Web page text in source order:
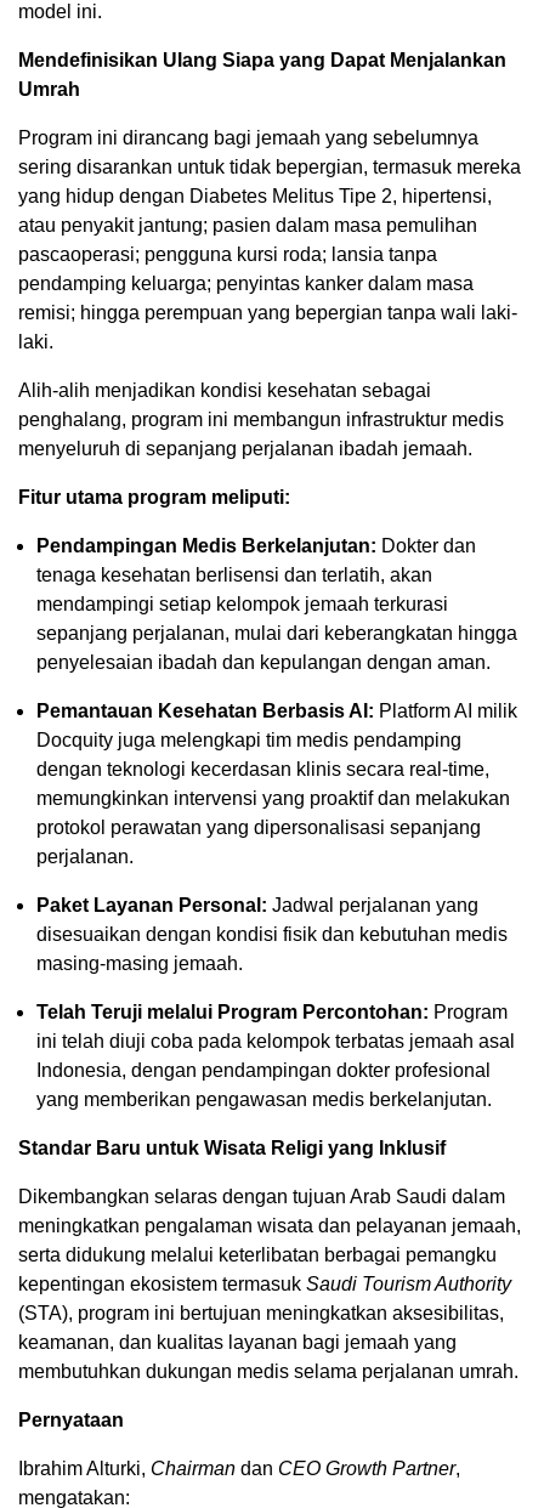
model ini.
Mendefinisikan Ulang Siapa yang Dapat Menjalankan
Umrah
Program ini dirancang bagi jemaah yang sebelumnya
sering disarankan untuk tidak bepergian, termasuk mereka
yang hidup dengan Diabetes Melitus Tipe 2, hipertensi,
atau penyakit jantung; pasien dalam masa pemulihan
pascaoperasi; pengguna kursi roda; lansia tanpa
pendamping keluarga; penyintas kanker dalam masa
remisi; hingga perempuan yang bepergian tanpa wali laki-
laki.
Alih-alih menjadikan kondisi kesehatan sebagai
penghalang, program ini membangun infrastruktur medis
menyeluruh di sepanjang perjalanan ibadah jemaah.
Fitur utama program meliputi:
Pendampingan Medis Berkelanjutan: Dokter dan
tenaga kesehatan berlisensi dan terlatih, akan
mendampingi setiap kelompok jemaah terkurasi
sepanjang perjalanan, mulai dari keberangkatan hingga
penyelesaian ibadah dan kepulangan dengan aman.
Pemantauan Kesehatan Berbasis AI: Platform AI milik
Docquity juga melengkapi tim medis pendamping
dengan teknologi kecerdasan klinis secara real-time,
memungkinkan intervensi yang proaktif dan melakukan
protokol perawatan yang dipersonalisasi sepanjang
perjalanan.
Paket Layanan Personal: Jadwal perjalanan yang
disesuaikan dengan kondisi fisik dan kebutuhan medis
masing-masing jemaah.
Telah Teruji melalui Program Percontohan: Program
ini telah diuji coba pada kelompok terbatas jemaah asal
Indonesia, dengan pendampingan dokter profesional
yang memberikan pengawasan medis berkelanjutan.
Standar Baru untuk Wisata Religi yang Inklusif
Dikembangkan selaras dengan tujuan Arab Saudi dalam
meningkatkan pengalaman wisata dan pelayanan jemaah,
serta didukung melalui keterlibatan berbagai pemangku
kepentingan ekosistem termasuk Saudi Tourism Authority
(STA), program ini bertujuan meningkatkan aksesibilitas,
keamanan, dan kualitas layanan bagi jemaah yang
membutuhkan dukungan medis selama perjalanan umrah.
Pernyataan
Ibrahim Alturki, Chairman dan CEO Growth Partner,
mengatakan: